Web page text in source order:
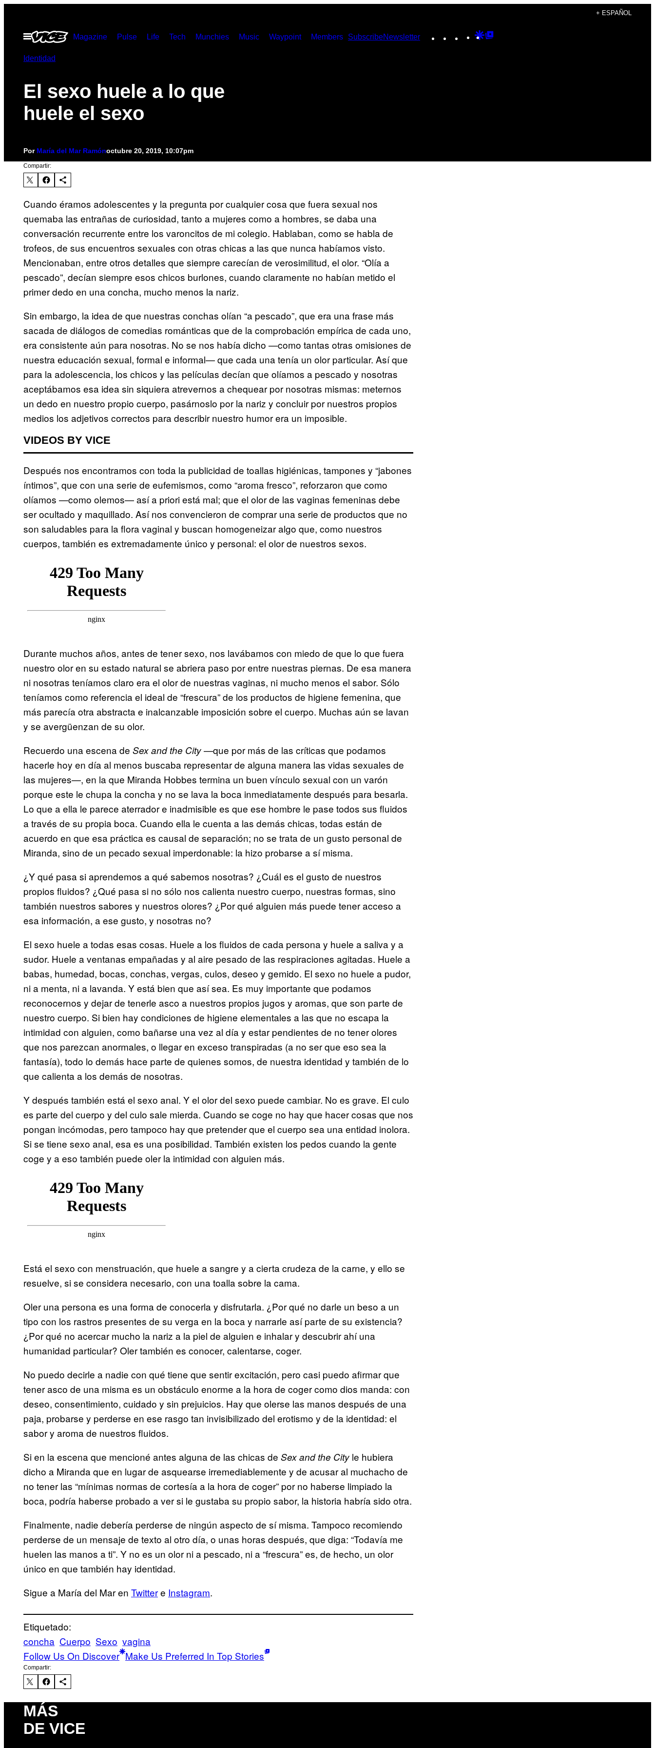
contenido
+ ESPAÑOL
Abrir
Menú
Magazine Pulse Life Tech Munchies Music Waypoint Members SubscribeNewsletter Instagram
TikTokYouTube
Google
Identidad
El sexo huele a lo que
huele el sexo
Por María del Mar Ramónoctubre 20, 2019, 10:07pm
Compartir:
Cuando éramos adolescentes y la pregunta por cualquier cosa que fuera sexual nos
quemaba las entrañas de curiosidad, tanto a mujeres como a hombres, se daba una
conversación recurrente entre los varoncitos de mi colegio. Hablaban, como se habla de
trofeos, de sus encuentros sexuales con otras chicas a las que nunca habíamos visto.
Mencionaban, entre otros detalles que siempre carecían de verosimilitud, el olor. “Olía a
pescado”, decían siempre esos chicos burlones, cuando claramente no habían metido el
primer dedo en una concha, mucho menos la nariz.
Sin embargo, la idea de que nuestras conchas olían “a pescado”, que era una frase más
sacada de diálogos de comedias románticas que de la comprobación empírica de cada uno,
era consistente aún para nosotras. No se nos había dicho —como tantas otras omisiones de
nuestra educación sexual, formal e informal— que cada una tenía un olor particular. Así que
para la adolescencia, los chicos y las películas decían que olíamos a pescado y nosotras
aceptábamos esa idea sin siquiera atrevernos a chequear por nosotras mismas: meternos
un dedo en nuestro propio cuerpo, pasárnoslo por la nariz y concluir por nuestros propios
medios los adjetivos correctos para describir nuestro humor era un imposible.
VIDEOS BY VICE
Después nos encontramos con toda la publicidad de toallas higiénicas, tampones y “jabones
íntimos”, que con una serie de eufemismos, como “aroma fresco”, reforzaron que como
olíamos —como olemos— así a priori está mal; que el olor de las vaginas femeninas debe
ser ocultado y maquillado. Así nos convencieron de comprar una serie de productos que no
son saludables para la flora vaginal y buscan homogeneizar algo que, como nuestros
cuerpos, también es extremadamente único y personal: el olor de nuestros sexos.
Durante muchos años, antes de tener sexo, nos lavábamos con miedo de que lo que fuera
nuestro olor en su estado natural se abriera paso por entre nuestras piernas. De esa manera
ni nosotras teníamos claro era el olor de nuestras vaginas, ni mucho menos el sabor. Sólo
teníamos como referencia el ideal de “frescura” de los productos de higiene femenina, que
más parecía otra abstracta e inalcanzable imposición sobre el cuerpo. Muchas aún se lavan
y se avergüenzan de su olor.
Recuerdo una escena de Sex and the City—que por más de las críticas que podamos
hacerle hoy en día al menos buscaba representar de alguna manera las vidas sexuales de
las mujeres—, en la que Miranda Hobbes termina un buen vínculo sexual con un varón
porque este le chupa la concha y no se lava la boca inmediatamente después para besarla.
Lo que a ella le parece aterrador e inadmisible es que ese hombre le pase todos sus fluidos
a través de su propia boca. Cuando ella le cuenta a las demás chicas, todas están de
acuerdo en que esa práctica es causal de separación; no se trata de un gusto personal de
Miranda, sino de un pecado sexual imperdonable: la hizo probarse a sí misma.
¿Y qué pasa si aprendemos a qué sabemos nosotras? ¿Cuál es el gusto de nuestros
propios fluidos? ¿Qué pasa si no sólo nos calienta nuestro cuerpo, nuestras formas, sino
también nuestros sabores y nuestros olores? ¿Por qué alguien más puede tener acceso a
esa información, a ese gusto, y nosotras no?
El sexo huele a todas esas cosas. Huele a los fluidos de cada persona y huele a saliva y a
sudor. Huele a ventanas empañadas y al aire pesado de las respiraciones agitadas. Huele a
babas, humedad, bocas, conchas, vergas, culos, deseo y gemido. El sexo no huele a pudor,
ni a menta, ni a lavanda. Y está bien que así sea. Es muy importante que podamos
reconocernos y dejar de tenerle asco a nuestros propios jugos y aromas, que son parte de
nuestro cuerpo. Si bien hay condiciones de higiene elementales a las que no escapa la
intimidad con alguien, como bañarse una vez al día y estar pendientes de no tener olores
que nos parezcan anormales, o llegar en exceso transpiradas (a no ser que eso sea la
fantasía), todo lo demás hace parte de quienes somos, de nuestra identidad y también de lo
que calienta a los demás de nosotras.
Y después también está el sexo anal. Y el olor del sexo puede cambiar. No es grave. El culo
es parte del cuerpo y del culo sale mierda. Cuando se coge no hay que hacer cosas que nos
pongan incómodas, pero tampoco hay que pretender que el cuerpo sea una entidad inolora.
Si se tiene sexo anal, esa es una posibilidad. También existen los pedos cuando la gente
coge y a eso también puede oler la intimidad con alguien más.
Está el sexo con menstruación, que huele a sangre y a cierta crudeza de la carne, y ello se
resuelve, si se considera necesario, con una toalla sobre la cama.
Oler una persona es una forma de conocerla y disfrutarla. ¿Por qué no darle un beso a un
tipo con los rastros presentes de su verga en la boca y narrarle así parte de su existencia?
¿Por qué no acercar mucho la nariz a la piel de alguien e inhalar y descubrir ahí una
humanidad particular? Oler también es conocer, calentarse, coger.
No puedo decirle a nadie con qué tiene que sentir excitación, pero casi puedo afirmar que
tener asco de una misma es un obstáculo enorme a la hora de coger como dios manda: con
deseo, consentimiento, cuidado y sin prejuicios. Hay que olerse las manos después de una
paja, probarse y perderse en ese rasgo tan invisibilizado del erotismo y de la identidad: el
sabor y aroma de nuestros fluidos.
Si en la escena que mencioné antes alguna de las chicas de Sex and the City le hubiera
dicho a Miranda que en lugar de asquearse irremediablemente y de acusar al muchacho de
no tener las “mínimas normas de cortesía a la hora de coger” por no haberse limpiado la
boca, podría haberse probado a ver si le gustaba su propio sabor, la historia habría sido otra.
Finalmente, nadie debería perderse de ningún aspecto de sí misma. Tampoco recomiendo
perderse de un mensaje de texto al otro día, o unas horas después, que diga: “Todavía me
huelen las manos a ti”. Y no es un olor ni a pescado, ni a “frescura” es, de hecho, un olor
único en que también hay identidad.
Sigue a María del Mar en Twittere Instagram.
Etiquetado:
concha Cuerpo Sexo vagina
Follow Us On Discover Make Us Preferred In Top Stories
Compartir:
MÁS
DE VICE